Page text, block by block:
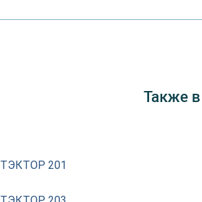
Также
ТЭКТОР 201